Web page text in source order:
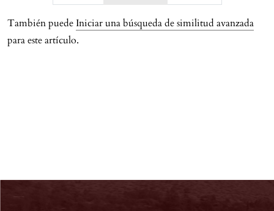
También puede Iniciar una búsqueda de similitud avanzada
para este artículo.